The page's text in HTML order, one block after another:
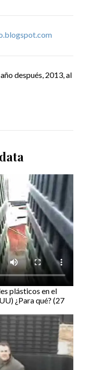
después, 2013, al
plásticos en el
¿Para qué? (27